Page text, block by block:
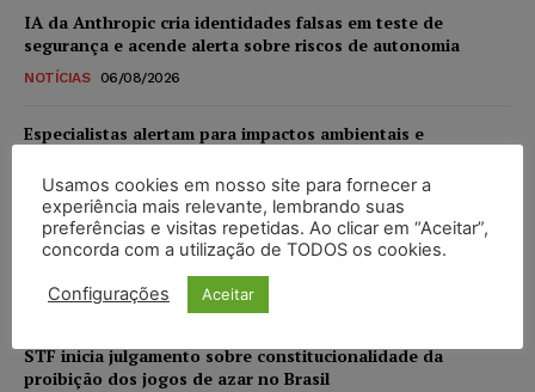
IA da Anthropic cria identidades falsas em teste de
segurança e acende alerta sobre riscos de autonomia
NOTÍCIAS 06/08/2026
Especialistas alertam para impactos ambientais e
DIREITO DIGITAL 06/08/2026
TSE reforça que sistemas das urnas eletrônicas tornam-se
NOTÍCIAS 06/08/2026
STF inicia julgamento sobre constitucionalidade da
proibição dos jogos de azar no Brasil
Usamos cookies em nosso site para fornecer a
experiência mais relevante, lembrando suas
preferências e visitas repetidas. Ao clicar em “Aceitar”,
concorda com a utilização de TODOS os cookies.
Configurações Aceitar